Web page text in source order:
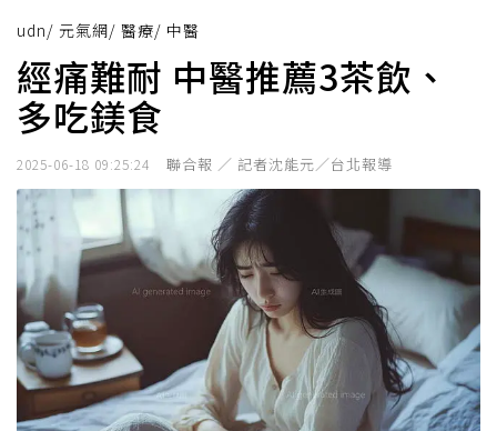
udn/ 元氣網/ 醫療/ 中醫
經痛難耐 中醫推薦3茶飲、
多吃鎂食
2025-06-18 09:25:24 聯合報 ／ 記者沈能元／台北報導